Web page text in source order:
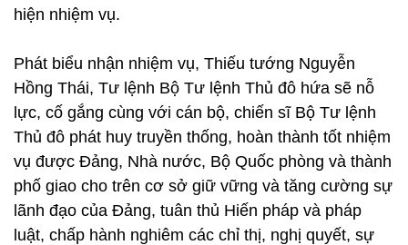
hiện nhiệm vụ.
Phát biểu nhận nhiệm vụ, Thiếu tướng Nguyễn
Hồng Thái, Tư lệnh Bộ Tư lệnh Thủ đô hứa sẽ nỗ
lực, cố gắng cùng với cán bộ, chiến sĩ Bộ Tư lệnh
Thủ đô phát huy truyền thống, hoàn thành tốt nhiệm
vụ được Đảng, Nhà nước, Bộ Quốc phòng và thành
phố giao cho trên cơ sở giữ vững và tăng cường sự
lãnh đạo của Đảng, tuân thủ Hiến pháp và pháp
luật, chấp hành nghiêm các chỉ thị, nghị quyết, sự